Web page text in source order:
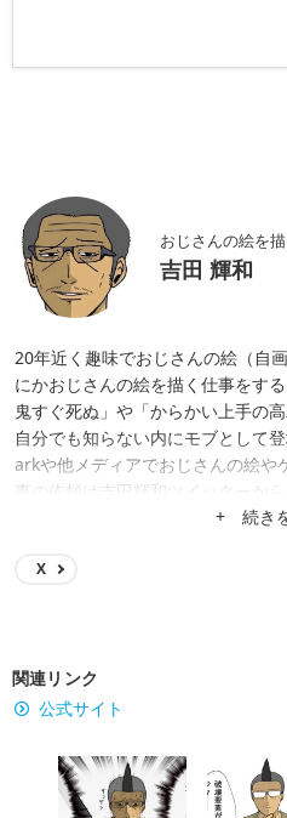
おじさんの絵を
吉田 輝和
20年近く趣味でおじさんの絵（自
にかおじさんの絵を描く仕事をす
鬼すぐ死ぬ」や「からかい上手の
自分でも知らない内にモブとして
arkや他メディアでおじさんの絵や
事の依頼は吉田輝和ツイッターから
+ 続き
X
関連リンク
公式サイト